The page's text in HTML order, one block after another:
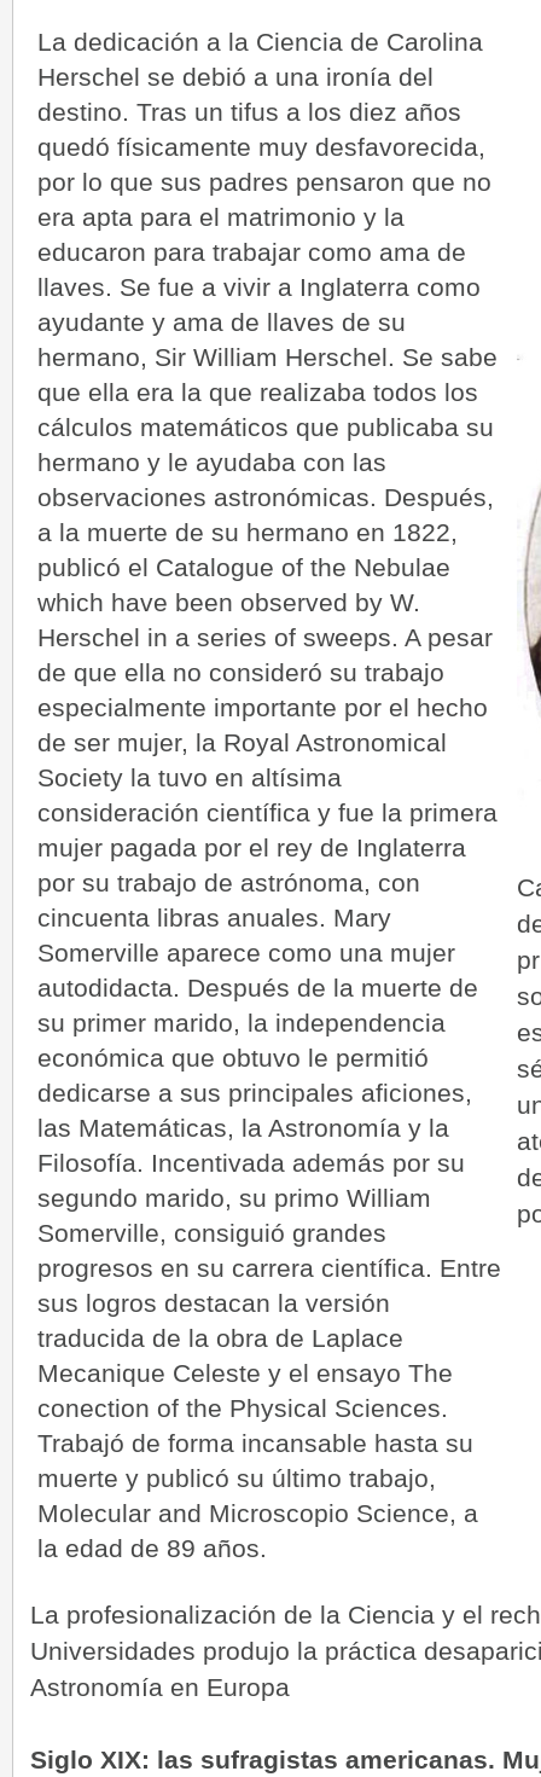
La dedicación a la Ciencia de Carolina
Herschel se debió a una ironía del
destino. Tras un tifus a los diez años
quedó físicamente muy desfavorecida,
por lo que sus padres pensaron que no
era apta para el matrimonio y la
educaron para trabajar como ama de
llaves. Se fue a vivir a Inglaterra como
ayudante y ama de llaves de su
hermano, Sir William Herschel. Se sabe
que ella era la que realizaba todos los
cálculos matemáticos que publicaba su
hermano y le ayudaba con las
observaciones astronómicas. Después,
a la muerte de su hermano en 1822,
publicó el Catalogue of the Nebulae
which have been observed by W.
Herschel in a series of sweeps. A pesar
de que ella no consideró su trabajo
especialmente importante por el hecho
de ser mujer, la Royal Astronomical
Society la tuvo en altísima
consideración científica y fue la primera
mujer pagada por el rey de Inglaterra
por su trabajo de astrónoma, con
cincuenta libras anuales. Mary
Somerville aparece como una mujer
autodidacta. Después de la muerte de
su primer marido, la independencia
económica que obtuvo le permitió
dedicarse a sus principales aficiones,
las Matemáticas, la Astronomía y la
Filosofía. Incentivada además por su
segundo marido, su primo William
Somerville, consiguió grandes
progresos en su carrera científica. Entre
sus logros destacan la versión
traducida de la obra de Laplace
Mecanique Celeste y el ensayo The
conection of the Physical Sciences.
Trabajó de forma incansable hasta su
muerte y publicó su último trabajo,
Molecular and Microscopio Science, a
la edad de 89 años.
La profesionalización de la Ciencia y el
Universidades produjo la práctica
Astronomía en Europa
Siglo XIX: las sufragistas americanas.